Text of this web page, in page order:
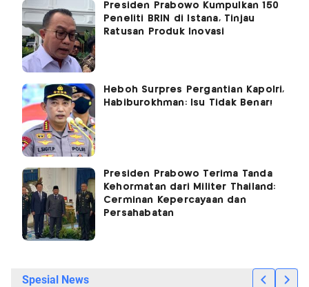
Presiden Prabowo Kumpulkan 150
Peneliti BRIN di Istana, Tinjau
Ratusan Produk Inovasi
Heboh Surpres Pergantian Kapolri,
Habiburokhman: Isu Tidak Benar!
Presiden Prabowo Terima Tanda
Kehormatan dari Militer Thailand:
Cerminan Kepercayaan dan
Persahabatan